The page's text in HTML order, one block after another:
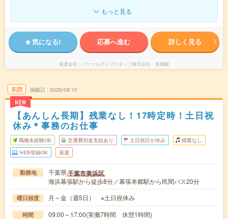
もっと見る
気になる! 応募へ進む 詳しく見る
派遣会社 パーソルテンプスタッフ株式会社 首都圏
未読
NEW
掲載日 2026/08/10
【あんしん長期】残業なし！17時定時！土日祝
休み＊事務のお仕事
職種未経験OK 交通費別途支給あり 土日祝日が休み 残業なし
WEB登録OK 派遣
勤務地 千葉県千葉市美浜区
海浜幕張駅から徒歩8分／幕張本郷駅から民間バス20分
曜日頻度 月～金（週5日） ※土日祝休み
時間 09:00～17:00(実働7時間 休憩1時間)